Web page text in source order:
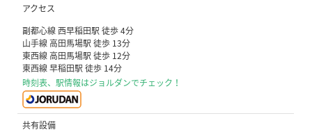
アクセス
副都心線 西早稲田駅 徒歩 4分
山手線 高田馬場駅 徒歩 13分
東西線 高田馬場駅 徒歩 12分
東西線 早稲田駅 徒歩 14分
時刻表、駅情報はジョルダンでチェック！
共有設備